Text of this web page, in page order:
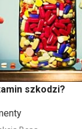
szkodzi?